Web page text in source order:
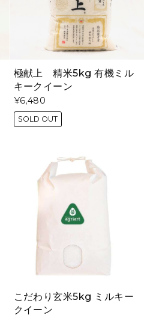
極献上 精米5kg 有機ミル
キークイーン
¥6,480
SOLD OUT
こだわり玄米5kg ミルキー
クイーン